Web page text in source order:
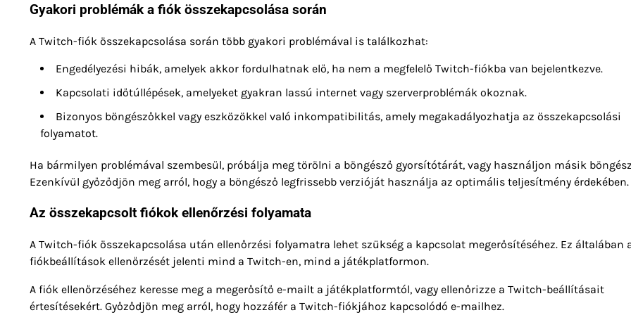
Gyakori problémák a fiók összekapcsolása során
A Twitch-fiók összekapcsolása során több gyakori problémával is találkozhat:
Engedélyezési hibák, amelyek akkor fordulhatnak elő, ha nem a megfelelő Twitch-fiókba van bejelentkezve.
Kapcsolati időtúllépések, amelyeket gyakran lassú internet vagy szerverproblémák okoznak.
Bizonyos böngészőkkel vagy eszközökkel való inkompatibilitás, amely megakadályozhatja az összekapcsolási
folyamatot.
Ha bármilyen problémával szembesül, próbálja meg törölni a böngésző gyorsítótárát, vagy használjon másik
Ezenkívül győződjön meg arról, hogy a böngésző legfrissebb verzióját használja az optimális teljesítmény érdekében.
Az összekapcsolt fiókok ellenőrzési folyamata
A Twitch-fiók összekapcsolása után ellenőrzési folyamatra lehet szükség a kapcsolat megerősítéséhez. Ez általában
fiókbeállítások ellenőrzését jelenti mind a Twitch-en, mind a játékplatformon.
A fiók ellenőrzéséhez keresse meg a megerősítő e-mailt a játékplatformtól, vagy ellenőrizze a Twitch-beállításait
értesítésekért. Győződjön meg arról, hogy hozzáfér a Twitch-fiókjához kapcsolódó e-mailhez.